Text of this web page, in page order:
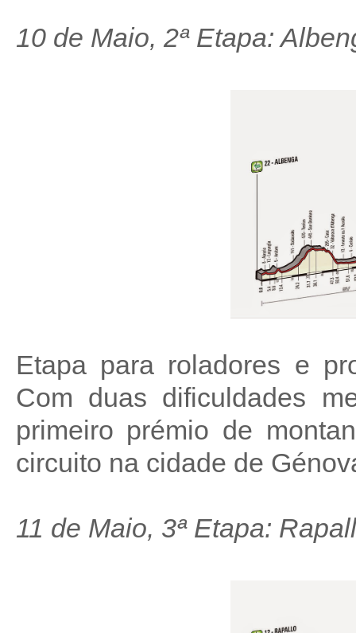
10 de Maio, 2ª Etapa:
Etapa para roladores e
Com duas dificuldades
primeiro prémio de
circuito na cidade de
11 de Maio, 3ª Etapa: